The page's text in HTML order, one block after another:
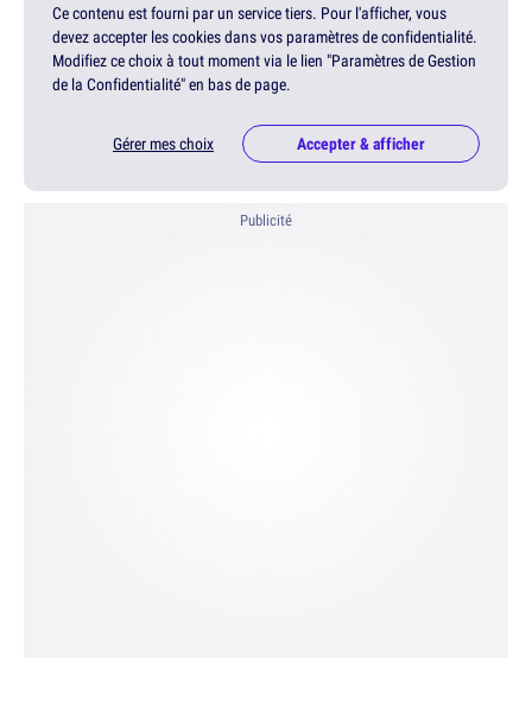
Ce contenu est fourni par un service tiers. Pour l'afficher, vous
devez accepter les cookies dans vos paramètres de confidentialité.
Modifiez ce choix à tout moment via le lien "Paramètres de Gestion
de la Confidentialité" en bas de page.
Gérer mes choix Accepter & afficher
Publicité